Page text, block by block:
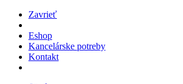
Zavrieť
Eshop
Kancelárske potreby
Kontakt